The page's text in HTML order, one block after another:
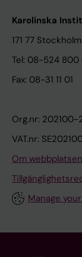
Karolinska
171 77 Stockholm
Tel: 08-524
Fax: 08-31 11 01
Org.nr: 202100-
VAT.nr:
Om webbplatsen
Manage